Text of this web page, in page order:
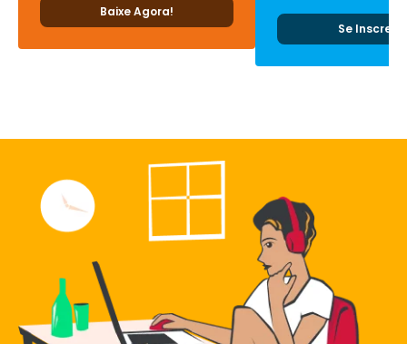
Baixe Agora!
Se